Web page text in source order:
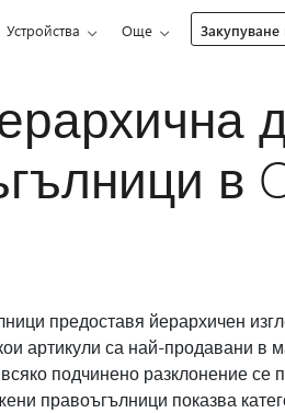
Устройства Още
в
предоставя йерархичен
артикули са най-продавани в
подчинено разклонение се
правоъгълници показва